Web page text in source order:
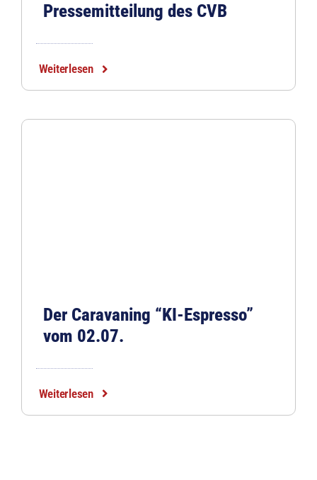
Pressemitteilung des CVB
Weiterlesen
Der Caravaning “KI-Espresso”
vom 02.07.
Weiterlesen